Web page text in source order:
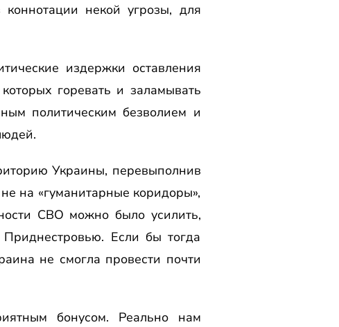
некой угрозы, для
издержки оставления
горевать и заламывать
политическим безволием и
Украины, перевыполнив
на «гуманитарные коридоры»,
СВО можно было усилить,
Если бы тогда
не смогла провести почти
бонусом. Реально нам